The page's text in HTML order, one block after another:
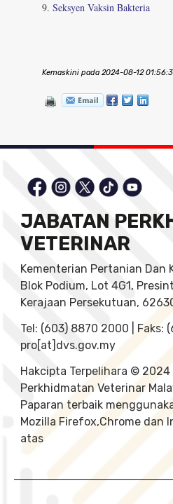
9. Seksyen Vaksin Bakteria
Kemaskini pada 2024-08-12
JABATAN
VETERINAR
Kementerian Pertanian Dan
Blok Podium, Lot 4G1,
Kerajaan Persekutuan,
Tel: (603) 8870 2000 | Faks:
pro[at]dvs.gov.my
Hakcipta Terpelihara ©
Perkhidmatan Veterinar
Paparan terbaik
Mozilla Firefox,Chrome dan
atas